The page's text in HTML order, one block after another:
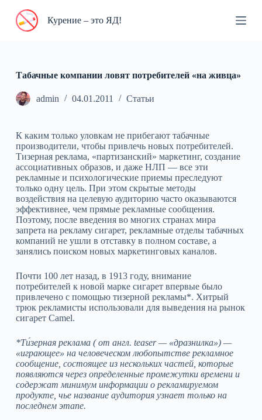
П
и
Курение – это ЯД!
Табачные компании ловят потребителей «на живца»
admin 04.01.2011 Статьи
К каким только уловкам не прибегают табачные
производители, чтобы привлечь новых потребителей.
Тизерная реклама, «партизанский» маркетинг, создание
ассоциативных образов, и даже НЛП — все эти
рекламные и психологические приемы преследуют
только одну цель. При этом скрытые методы
воздействия на целевую аудиторию часто оказываются
эффективнее, чем прямые рекламные сообщения.
Поэтому, после введения во многих странах мира
запрета на рекламу сигарет, рекламные отделы табачных
компаний не ушли в отставку в полном составе, а
занялись поиском новых маркетинговых каналов.
Почти 100 лет назад, в 1913 году, внимание
потребителей к новой марке сигарет впервые было
привлечено с помощью тизерной рекламы*. Хитрый
трюк рекламисты использовали для выведения на рынок
сигарет Camel.
*Ти́зерная реклама ( от англ. teaser — «дразнилка») —
«играющее» на человеческом любопытстве рекламное
сообщение, состоящее из нескольких частей, которые
появляются через определенные промежутки времени и
содержат минимум информации о рекламируемом
продукте, чье название аудитория узнает только на
последнем этапе.